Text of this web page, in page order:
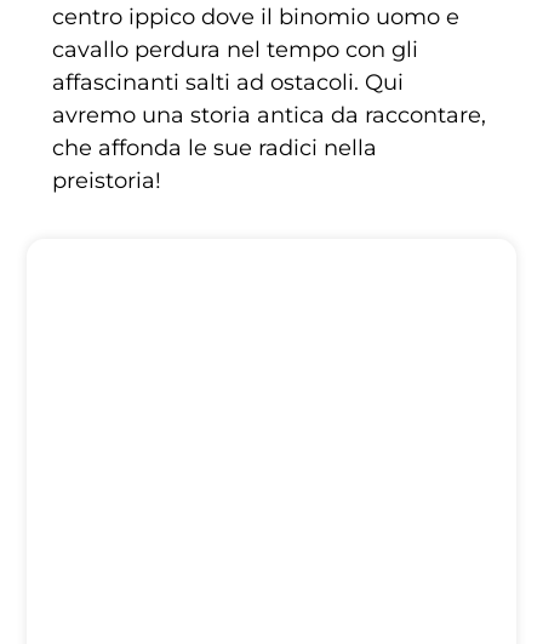
centro ippico dove il binomio uomo e
cavallo perdura nel tempo con gli
affascinanti salti ad ostacoli. Qui
avremo una storia antica da raccontare,
che affonda le sue radici nella
preistoria!